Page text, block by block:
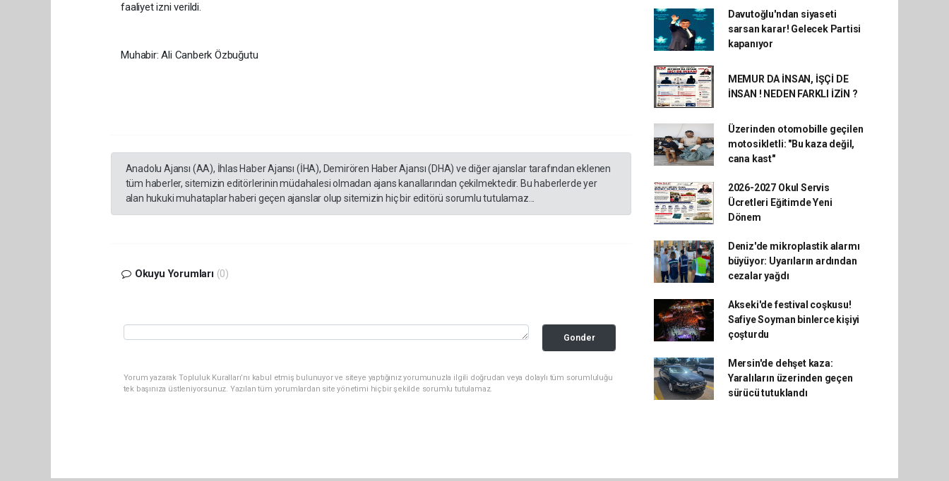
faaliyet izni verildi.
Muhabir: Ali Canberk Özbuğutu
Anadolu Ajansı (AA), İhlas Haber Ajansı (İHA), Demirören Haber Ajansı (DHA) ve diğer ajanslar tarafından eklenen
tüm haberler, sitemizin editörlerinin müdahalesi olmadan ajans kanallarından çekilmektedir. Bu haberlerde yer
alan hukuki muhataplar haberi geçen ajanslar olup sitemizin hiç bir editörü sorumlu tutulamaz...
Okuyu Yorumları (0)
Gonder
Yorum yazarak Topluluk Kuralları’nı kabul etmiş bulunuyor ve siteye yaptığınız yorumunuzla ilgili doğrudan veya dolaylı tüm sorumluluğu
tek başınıza üstleniyorsunuz. Yazılan tüm yorumlardan site yönetimi hiçbir şekilde sorumlu tutulamaz.
Davutoğlu'ndan siyaseti
sarsan karar! Gelecek Partisi
kapanıyor
MEMUR DA İNSAN, İŞÇİ DE
İNSAN ! NEDEN FARKLI İZİN ?
Üzerinden otomobille geçilen
motosikletli: "Bu kaza değil,
cana kast"
2026-2027 Okul Servis
Ücretleri Eğitimde Yeni
Dönem
Deniz'de mikroplastik alarmı
büyüyor: Uyarıların ardından
cezalar yağdı
Akseki'de festival coşkusu!
Safiye Soyman binlerce kişiyi
çoşturdu
Mersin'de dehşet kaza:
Yaralıların üzerinden geçen
sürücü tutuklandı